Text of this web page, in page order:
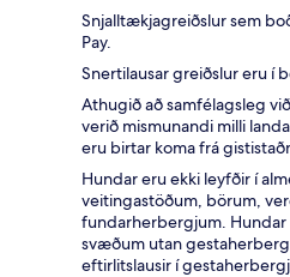
Snjalltækjagreiðslur sem
Pay.
Snertilausar greiðslur eru í
Athugið að samfélagsleg
verið mismunandi milli
eru birtar koma frá
Hundar eru ekki leyfðir í
veitingastöðum, börum,
fundarherbergjum. Hundar
svæðum utan
eftirlitslausir í